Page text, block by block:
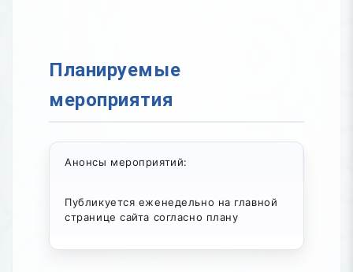
Планируемые
мероприятия
Анонсы мероприятий:
Публикуется еженедельно на главной
странице сайта согласно плану